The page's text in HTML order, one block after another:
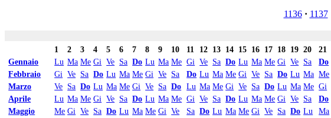
1136· 1137
1 2 3 4 5 6 7 8 9 10 11 12 13 14 15 16 17 18 19 20 21
Gennaio
Lu Ma Me Gi Ve Sa Do Lu Ma Me Gi Ve Sa Do Lu Ma Me Gi Ve Sa Do
Febbraio
Gi Ve Sa Do Lu Ma Me Gi Ve Sa Do Lu Ma Me Gi Ve Sa Do Lu Ma Me
Marzo
Ve Sa Do Lu Ma Me Gi Ve Sa Do Lu Ma Me Gi Ve Sa Do Lu Ma Me Gi
Aprile
Lu Ma Me Gi Ve Sa Do Lu Ma Me Gi Ve Sa Do Lu Ma Me Gi Ve Sa Do
Maggio
Me Gi Ve Sa Do Lu Ma Me Gi Ve Sa Do Lu Ma Me Gi Ve Sa Do Lu Ma